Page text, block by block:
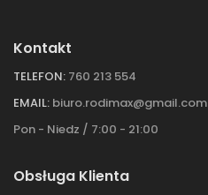
Kontakt
TELEFON: 760 213 554
EMAIL: biuro.rodimax@gmail.com
Pon - Niedz / 7:00 - 21:00
Obsługa Klienta